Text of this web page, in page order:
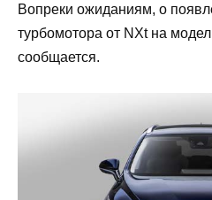
Вопреки ожиданиям, о
турбомотора от NXt на
сообщается.